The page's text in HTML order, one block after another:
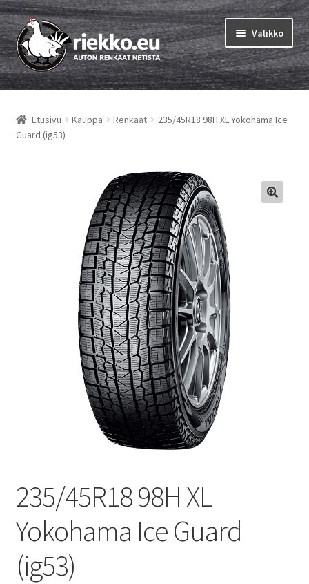
Siirry
navigointiin
Siirry
sisältöön
Valikko
Etusivu
Vinkit & ohjeet
Etusivu Kauppa Renkaat
235/45R18 98H XL Yokohama Ice
Guard (ig53)
235/45R18 98H XL
Yokohama Ice Guard
(ig53)